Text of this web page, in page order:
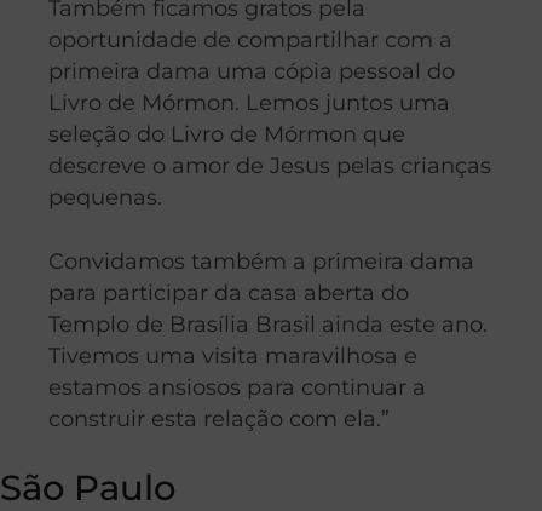
Também ficamos gratos pela
oportunidade de compartilhar com a
primeira dama uma cópia pessoal do
Livro de Mórmon. Lemos juntos uma
seleção do Livro de Mórmon que
descreve o amor de Jesus pelas crianças
pequenas.
Convidamos também a primeira dama
para participar da casa aberta do
Templo de Brasília Brasil ainda este ano.
Tivemos uma visita maravilhosa e
estamos ansiosos para continuar a
construir esta relação com ela.”
São Paulo